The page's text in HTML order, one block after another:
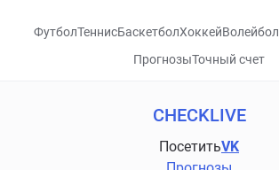
ФутболТеннисБаскетболХоккейВолейбол
ПрогнозыТочный счет
CHECKLIVE
ПосетитьVK